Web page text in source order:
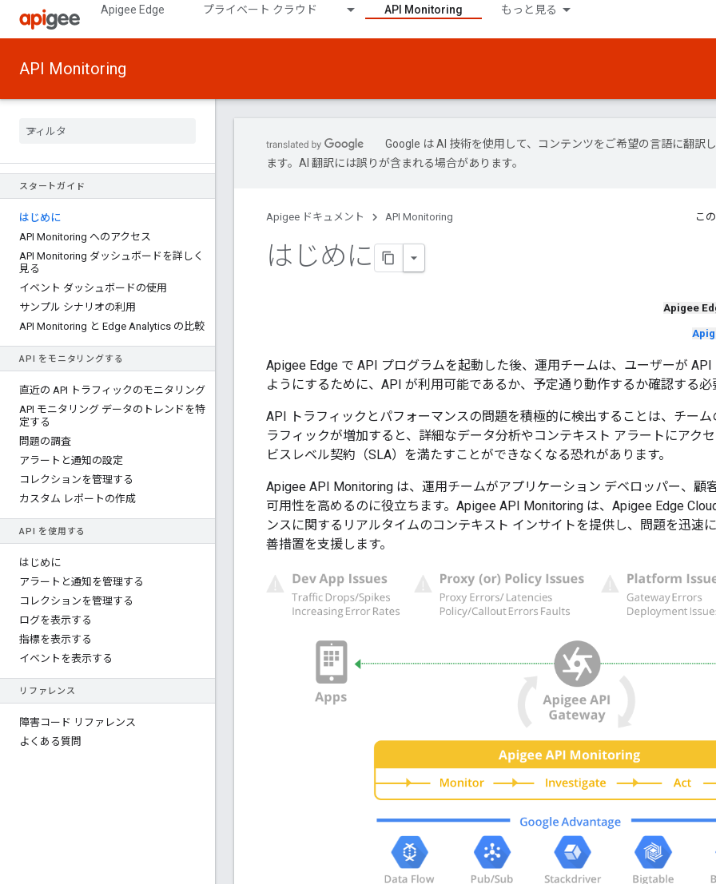
Apigee Edge プライベート クラウド API Monitoring もっと見る
API Monitoring
スタートガイド
はじめに
API Monitoring へのアクセス
API Monitoring ダッシュボードを詳しく
見る
イベント ダッシュボードの使用
サンプル シナリオの利用
API Monitoring と Edge Analytics の比較
API をモニタリングする
直近の API トラフィックのモニタリング
API モニタリング データのトレンドを特
定する
問題の調査
アラートと通知の設定
コレクションを管理する
カスタム レポートの作成
API を使用する
はじめに
アラートと通知を管理する
コレクションを管理する
ログを表示する
指標を表示する
イベントを表示する
リファレンス
障害コード リファレンス
よくある質問
Google は AI 技術を使用して、コンテンツをご希望の言語に翻訳
ます。AI 翻訳には誤りが含まれる場合があります。
Apigee ドキュメント API Monitoring こ
はじめに
Apigee
Apigee Edge で API プログラムを起動した後、運用チームは、ユーザーが
ようにするために、API が利用可能であるか、予定通り動作するか確認する必
API トラフィックとパフォーマンスの問題を積極的に検出することは、チー
ラフィックが増加すると、詳細なデータ分析やコンテキスト アラートにアク
ビスレベル契約（SLA）を満たすことができなくなる恐れがあります。
Apigee API Monitoring は、運用チームがアプリケーション デベロッパー、顧
可用性を高めるのに役立ちます。Apigee API Monitoring は、Apigee Edge
ンスに関するリアルタイムのコンテキスト インサイトを提供し、問題を迅速
善措置を支援します。